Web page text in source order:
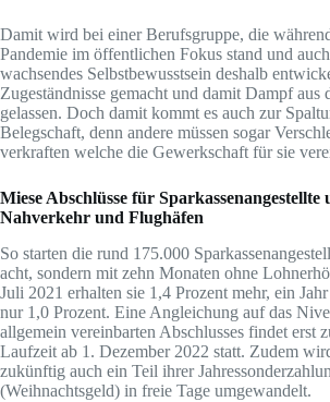
Damit wird bei einer Berufsgruppe, die
Pandemie im öffentlichen Fokus stand und
wachsendes Selbstbewusstsein deshalb
Zugeständnisse gemacht und damit Dampf aus
gelassen. Doch damit kommt es auch zur
Belegschaft, denn andere müssen sogar
verkraften welche die Gewerkschaft für sie
Miese Abschlüsse für Sparkassenangestellte
Nahverkehr und Flughäfen
So starten die rund 175.000
acht, sondern mit zehn Monaten ohne
Juli 2021 erhalten sie 1,4 Prozent mehr, ein
nur 1,0 Prozent. Eine Angleichung auf das
allgemein vereinbarten Abschlusses findet erst
Laufzeit ab 1. Dezember 2022 statt. Zudem
zukünftig auch ein Teil ihrer
(Weihnachtsgeld) in freie Tage umgewandelt.